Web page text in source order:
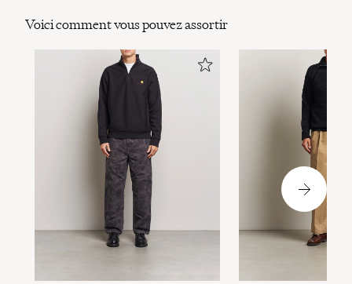
Voici comment vous pouvez assortir